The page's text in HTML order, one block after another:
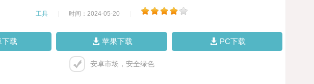
工具 时间：2024-05-20
下载 苹果下载 PC下载
安卓市场，安全绿色